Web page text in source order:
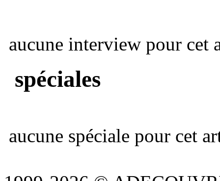
aucune interview pour cet
spéciales
aucune spéciale pour cet